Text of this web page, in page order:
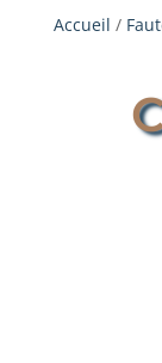
Accueil /